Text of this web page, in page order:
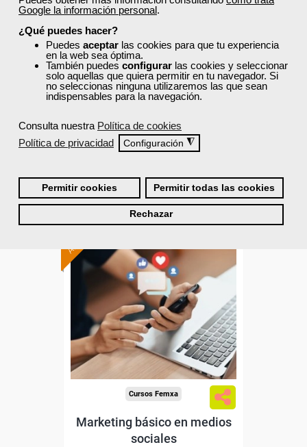
Google la información personal.
¿Qué puedes hacer?
Puedes aceptar las cookies para que tu experiencia
en la web sea óptima.
También puedes configurar las cookies y seleccionar
solo aquellas que quiera permitir en tu navegador. Si
no seleccionas ninguna utilizaremos las que sean
indispensables para la navegación.
Consulta nuestra Política de cookies
Política de privacidad
Configuración ◮
Permitir cookies Permitir todas las cookies
Rechazar
Gestión contable general y de
costes y gestión fiscal
Curso Gratuito
60 horas
Presencial - Aula virtual en Madrid
Ver curso
2 263
AULA VIRTUAL Formación 100%
subvencionada.
Para trabajadores y
autónomos de Madrid.
Para todos los sectores.
Cursos Femxa
Marketing básico en medios
sociales